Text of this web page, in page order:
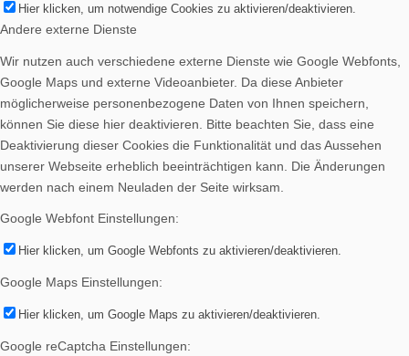
Menü
Hier klicken, um notwendige Cookies zu aktivieren/deaktivieren.
Andere externe Dienste
Wir nutzen auch verschiedene externe Dienste wie Google Webfonts,
Google Maps und externe Videoanbieter. Da diese Anbieter
möglicherweise personenbezogene Daten von Ihnen speichern,
können Sie diese hier deaktivieren. Bitte beachten Sie, dass eine
Deaktivierung dieser Cookies die Funktionalität und das Aussehen
unserer Webseite erheblich beeinträchtigen kann. Die Änderungen
werden nach einem Neuladen der Seite wirksam.
Google Webfont Einstellungen:
Hier klicken, um Google Webfonts zu aktivieren/deaktivieren.
Google Maps Einstellungen:
Hier klicken, um Google Maps zu aktivieren/deaktivieren.
Google reCaptcha Einstellungen: